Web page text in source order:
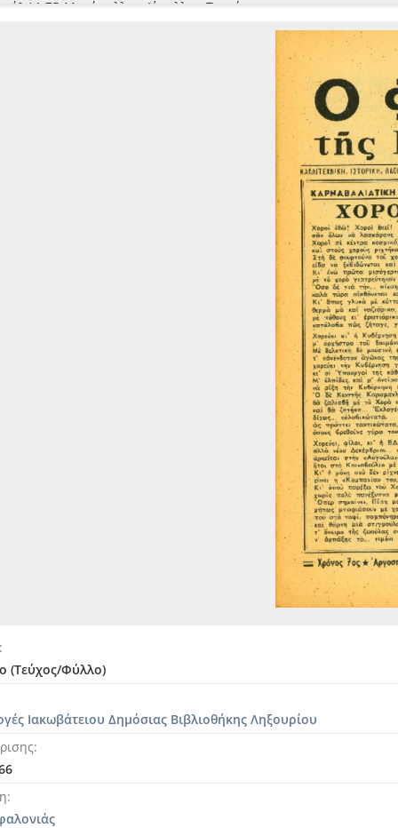
Α1.Σ5-Μονόφυλλα - Δίφυλλα - Τεκμήρια
(Τεύχος/Φύλλο)
Ιακωβάτειου Δημόσιας Βιβλιοθήκης Ληξουρίου